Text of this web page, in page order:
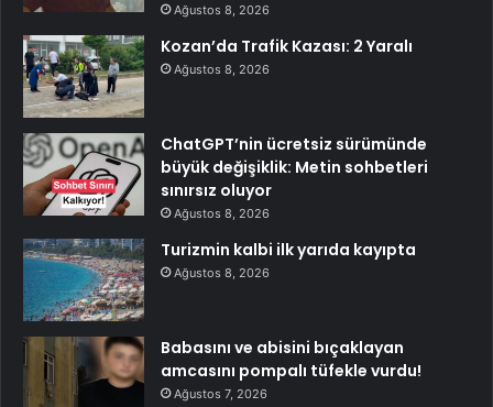
Ağustos 8, 2026
Kozan’da Trafik Kazası: 2 Yaralı
Ağustos 8, 2026
ChatGPT’nin ücretsiz sürümünde
büyük değişiklik: Metin sohbetleri
sınırsız oluyor
Ağustos 8, 2026
Turizmin kalbi ilk yarıda kayıpta
Ağustos 8, 2026
Babasını ve abisini bıçaklayan
amcasını pompalı tüfekle vurdu!
Ağustos 7, 2026